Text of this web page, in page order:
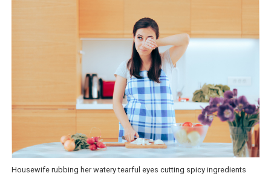
Housewife rubbing her watery tearful eyes cutting spicy ingredients